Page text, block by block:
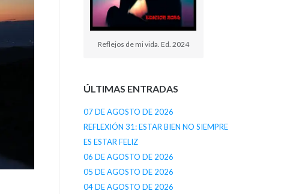
Reflejos de mi vida. Ed. 2024
ÚLTIMAS ENTRADAS
07 DE AGOSTO DE 2026
REFLEXIÓN 31: ESTAR BIEN NO SIEMPRE
ES ESTAR FELIZ
06 DE AGOSTO DE 2026
05 DE AGOSTO DE 2026
04 DE AGOSTO DE 2026